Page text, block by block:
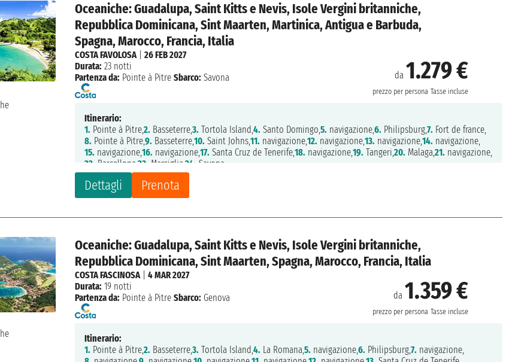
Oceaniche: Guadalupa, Saint Kitts e Nevis, Isole Vergini britanniche,
Repubblica Dominicana, Sint Maarten, Martinica, Antigua e Barbuda,
Spagna, Marocco, Francia, Italia
da 1.279 €
prezzo per persona Tasse incluse
Dettagli Prenota
COSTA FAVOLOSA|26 FEB 2027
Durata: 23 notti
Partenza da: Pointe à Pitre Sbarco: Savona
Itinerario:
1. Pointe à Pitre,2. Basseterre,3. Tortola Island,4. Santo Domingo,5. navigazione,6. Philipsburg,7. Fort de france,
8. Pointe à Pitre,9. Basseterre,10. Saint Johns,11. navigazione,12. navigazione,13. navigazione,14. navigazione,
15. navigazione,16. navigazione,17. Santa Cruz de Tenerife,18. navigazione,19. Tangeri,20. Malaga,21. navigazione,
22. Barcellona,23. Marsiglia,24. Savona
Oceaniche: Guadalupa, Saint Kitts e Nevis, Isole Vergini britanniche,
Repubblica Dominicana, Sint Maarten, Spagna, Marocco, Francia, Italia
da 1.359 €
prezzo per persona Tasse incluse
COSTA FASCINOSA|4 MAR 2027
Durata: 19 notti
Partenza da: Pointe à Pitre Sbarco: Genova
Itinerario:
1. Pointe à Pitre,2. Basseterre,3. Tortola Island,4. La Romana,5. navigazione,6. Philipsburg,7. navigazione,